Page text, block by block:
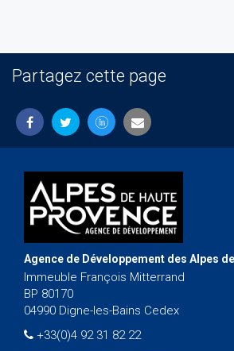
Partagez cette page
Agence de Développement des Alpes
Immeuble François Mitterrand
BP 80170
04990 Digne-les-Bains Cedex
+33(0)4 92 31 82 22